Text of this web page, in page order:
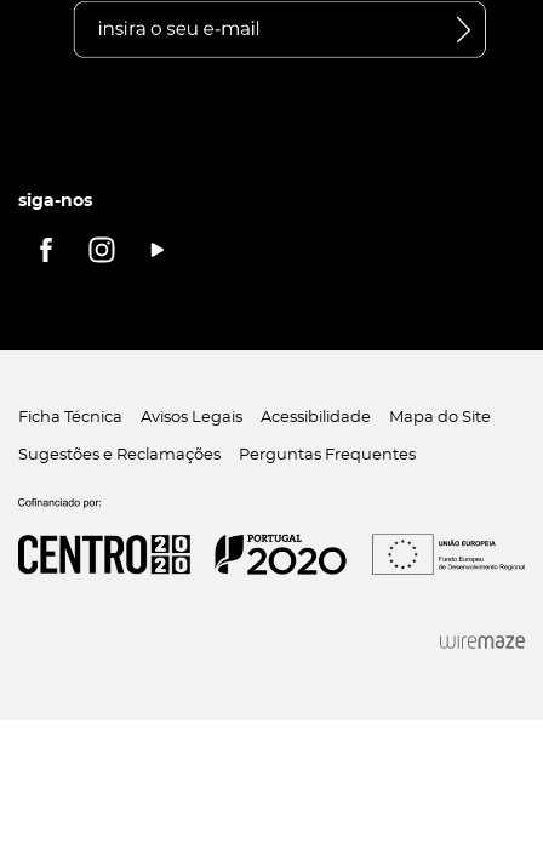
siga-nos
Ficha Técnica Avisos Legais Acessibilidade Mapa do Site
Sugestões e Reclamações Perguntas Frequentes